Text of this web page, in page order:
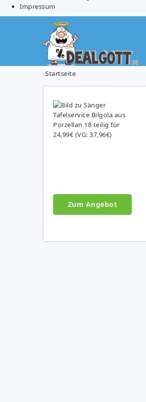
Impressum
Startseite
Zum Angebot